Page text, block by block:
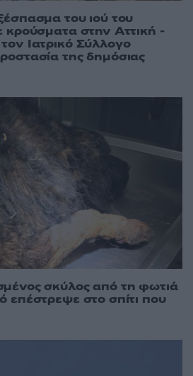
του ιού του
κρούσματα στην Αττική -
Ιατρικό Σύλλογο
της δημόσιας
σκύλος από τη φωτιά
επέστρεψε στο σπίτι που